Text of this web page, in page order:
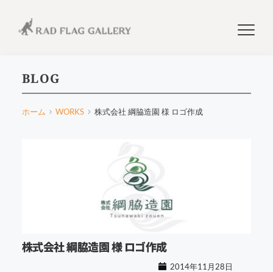
BLOG
ホーム WORKS 株式会社 綱脇造園 様 ロゴ作成
株式会社 綱脇造園 様 ロゴ作成
2014年11月28日